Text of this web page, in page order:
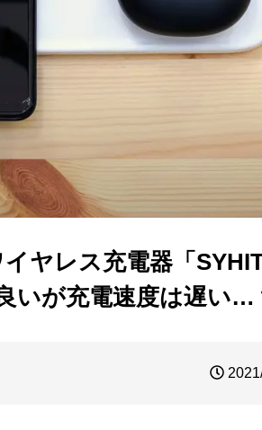
ヤレス充電器「
いが充電速度は遅い…